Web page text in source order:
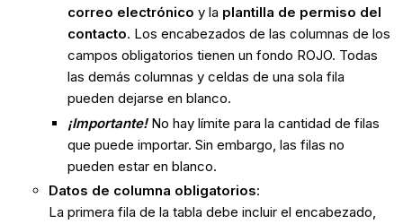
correo electrónico y la plantilla de permiso del
contacto. Los encabezados de las columnas de los
campos obligatorios tienen un fondo ROJO. Todas
las demás columnas y celdas de una sola fila
pueden dejarse en blanco.
¡Importante!No hay límite para la cantidad de filas
que puede importar. Sin embargo, las filas no
pueden estar en blanco.
Datos de columna obligatorios:
La primera fila de la tabla debe incluir el encabezado,